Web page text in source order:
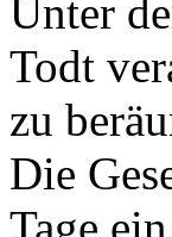
Unter
Todt
zu
Die
Tage